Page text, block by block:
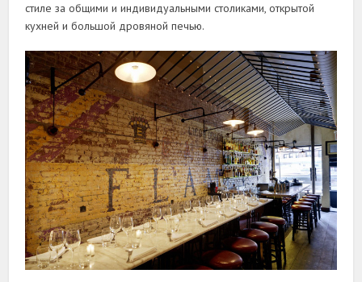
стиле за общими и индивидуальными столиками, открытой
кухней и большой дровяной печью.